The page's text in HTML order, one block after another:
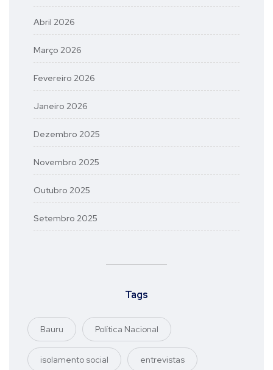
Abril 2026
Março 2026
Fevereiro 2026
Janeiro 2026
Dezembro 2025
Novembro 2025
Outubro 2025
Setembro 2025
Tags
Bauru Política Nacional
isolamento social entrevistas